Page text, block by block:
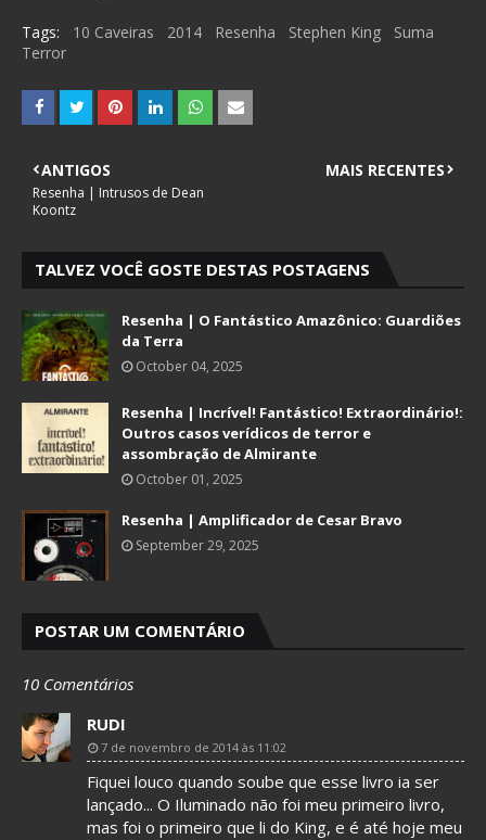
Tags: 10 Caveiras 2014 Resenha Stephen King
Suma
Terror
MAIS RECENTES
ANTIGOS
Resenha | Intrusos de Dean
Koontz
TALVEZ VOCÊ GOSTE DESTAS POSTAGENS
Resenha | O Fantástico Amazônico: Guardiões
da Terra
October 04, 2025
Resenha | Incrível! Fantástico! Extraordinário!:
Outros casos verídicos de terror e
assombração de Almirante
October 01, 2025
Resenha | Amplificador de Cesar Bravo
September 29, 2025
POSTAR UM COMENTÁRIO
10 Comentários
RUDI
7 de novembro de 2014 às 11:02
Fiquei louco quando soube que esse livro ia ser
lançado... O Iluminado não foi meu primeiro livro,
mas foi o primeiro que li do King, e é até hoje meu